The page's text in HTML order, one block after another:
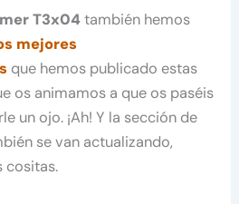
T3x04también hemos
mejores
que hemos publicado estas
os animamos a que os paséis
un ojo. ¡Ah! Y la sección de
se van actualizando,
cositas.